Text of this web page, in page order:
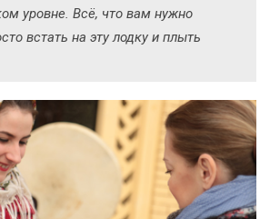
уровне. Всё, что вам нужно
встать на эту лодку и плыть